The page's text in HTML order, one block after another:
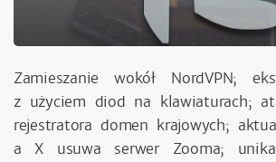
Zamieszanie wokół NordVPN;
z użyciem diod na klawiaturach;
rejestratora domen krajowych;
a X usuwa serwer Zooma;